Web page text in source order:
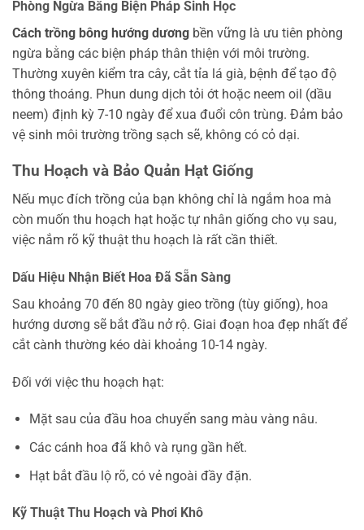
Phòng Ngừa Bằng Biện Pháp Sinh Học
Cách trồng bông hướng dương bền vững là ưu tiên phòng
ngừa bằng các biện pháp thân thiện với môi trường.
Thường xuyên kiểm tra cây, cắt tỉa lá già, bệnh để tạo độ
thông thoáng. Phun dung dịch tỏi ớt hoặc neem oil (dầu
neem) định kỳ 7-10 ngày để xua đuổi côn trùng. Đảm bảo
vệ sinh môi trường trồng sạch sẽ, không có cỏ dại.
Thu Hoạch và Bảo Quản Hạt Giống
Nếu mục đích trồng của bạn không chỉ là ngắm hoa mà
còn muốn thu hoạch hạt hoặc tự nhân giống cho vụ sau,
việc nắm rõ kỹ thuật thu hoạch là rất cần thiết.
Dấu Hiệu Nhận Biết Hoa Đã Sẵn Sàng
Sau khoảng 70 đến 80 ngày gieo trồng (tùy giống), hoa
hướng dương sẽ bắt đầu nở rộ. Giai đoạn hoa đẹp nhất để
cắt cành thường kéo dài khoảng 10-14 ngày.
Đối với việc thu hoạch hạt:
Mặt sau của đầu hoa chuyển sang màu vàng nâu.
Các cánh hoa đã khô và rụng gần hết.
Hạt bắt đầu lộ rõ, có vẻ ngoài đầy đặn.
Kỹ Thuật Thu Hoạch và Phơi Khô